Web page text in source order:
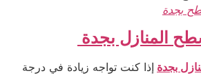
بجدة
المنازل بجدة
بجدة إذا كنت تواجه زيادة في درجة